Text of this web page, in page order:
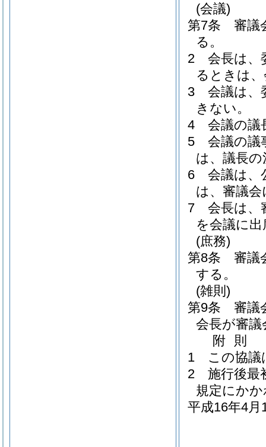
(会議)
第7条
審議
る。
2
会長は、
るときは
3
会議は、
きない。
4
会議の議
5
会議の議
は、議長
6
会議は、
は、審議
7
会長は、
を会議に
(庶務)
第8条
審議
する。
(雑則)
第9条
審議
会長が審
附 則
1
この協議
2
施行後最
規定にか
平成16年4月